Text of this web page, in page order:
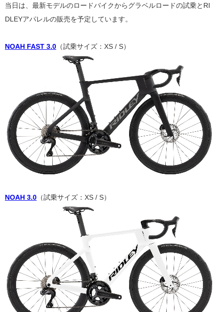
当日は、最新モデルのロードバイクからグラベルロードの試乗とRI
DLEYアパレルの販売を予定しています。
NOAH FAST 3.0 （試乗サイズ：XS / S）
NOAH 3.0 （試乗サイズ：XS / S）